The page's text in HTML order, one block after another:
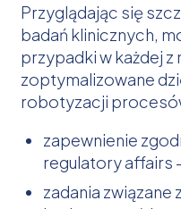
Przyglądając się
badań klinicznych,
przypadki w każdej
zoptymalizowane
robotyzacji
zapewnienie
regulatory affairs -
zadania związane